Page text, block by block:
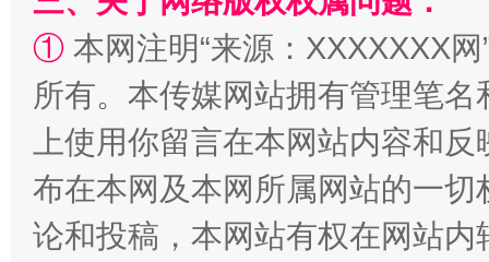
站台名比不上好声名
① 本网注明“来源：XXXXXXX
所有。本传媒网站拥有管理笔
上使用你留言在本网站内容和
布在本网及本网所属网站的一
论和投稿，本网站有权在网站